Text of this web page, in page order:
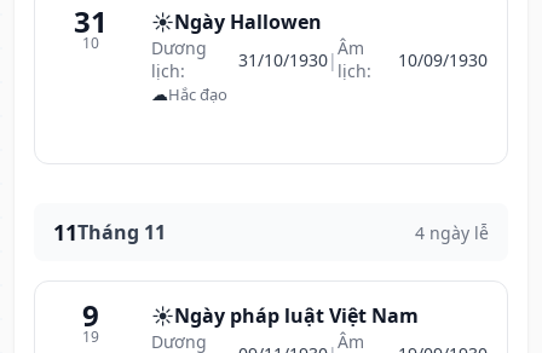
31
10
☀️Ngày Hallowen
Dương
lịch:
31/10/1930|Âm
lịch:
10/09/1930
☁Hắc đạo
11Tháng 11 4 ngày lễ
9
19
☀️Ngày pháp luật Việt Nam
Dương
Âm